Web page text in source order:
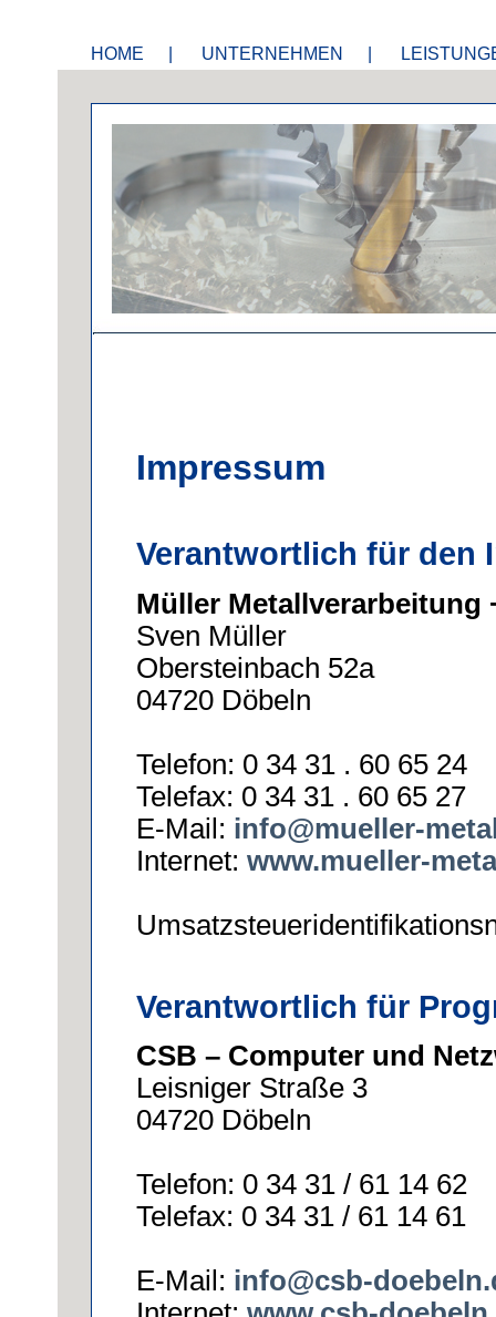
HOME UNTERNEHMEN
Impressum
Verantwortlich für den
Müller Metallverarbeitung
Sven Müller
Obersteinbach 52a
04720 Döbeln
Telefon: 0 34 31 . 60 65 24
Telefax: 0 34 31 . 60 65 27
E-Mail: info@mueller-
Internet: www.mueller-
Verantwortlich für
CSB – Computer und
Leisniger Straße 3
04720 Döbeln
Telefon: 0 34 31 / 61 14 62
Telefax: 0 34 31 / 61 14 61
E-Mail: info@csb-